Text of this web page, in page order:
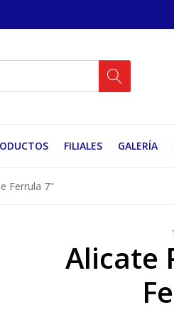
FILIALES GALERÍA
Ferrula 7"
Alicate